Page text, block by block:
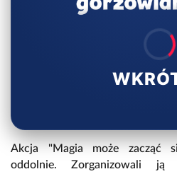
Akcja "Magia może zacząć
oddolnie. Zorganizowali ją